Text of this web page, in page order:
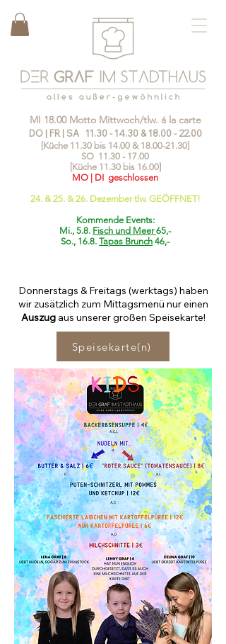
MI 18.00 Motto Mittwoch/tlw. á la carte
DO | FR | SA 11.30 - 14.30&18.00 - 22.00
[Küche 11.30 bis 14.00 & 18.00-21.30]
SO 11.30 - 17.00
[Küche 11.30 bis 16.00]
MO | DI geschlossen
24. & 25. & 26. Dezember tlw. GEÖFFNET!
Kommende Events:
Mi., 5.8. Fisch und Meer65,-
So., 16.8. Tapas Brunch 46,-
Donnerstags & Freitags (werktags) haben
wir zusätzlich zum Mittagsmenü nur einen
Auszugaus unserer großen Speisekarte!
Speisekarte(n)